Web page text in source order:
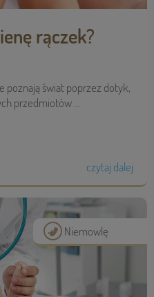
rączek?
poznają świat poprzez dotyk,
przedmiotów ...
czytaj dalej
Niemowlę